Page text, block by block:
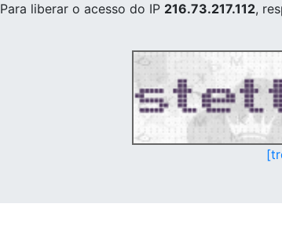
Para liberar o acesso do IP 216.73.217.112,